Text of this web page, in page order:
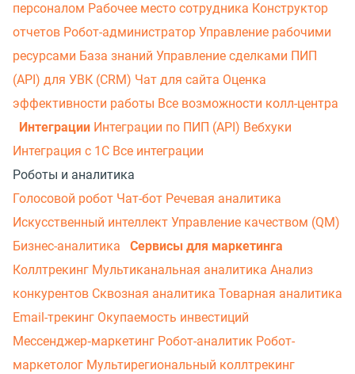
персоналом Рабочее место сотрудника Конструктор
отчетов Робот-администратор Управление рабочими
ресурсами База знаний Управление сделками ПИП
(API) для УВК (CRM) Чат для сайта Оценка
эффективности работы Все возможности колл-центра
Интеграции Интеграции по ПИП (API) Вебхуки
Интеграция с 1С Все интеграции
Роботы и аналитика
Голосовой робот Чат-бот Речевая аналитика
Искусственный интеллект Управление качеством (QM)
Бизнес-аналитика
Сервисы для маркетинга
Коллтрекинг Мультиканальная аналитика Анализ
конкурентов Сквозная аналитика Товарная аналитика
Email-трекинг Окупаемость инвестиций
Мессенджер‑маркетинг Робот-аналитик Робот-
маркетолог Мультирегиональный коллтрекинг